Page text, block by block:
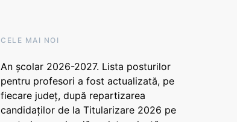
CELE MAI NOI
An școlar 2026-2027. Lista posturilor
pentru profesori a fost actualizată, pe
fiecare județ, după repartizarea
candidaților de la Titularizare 2026 pe